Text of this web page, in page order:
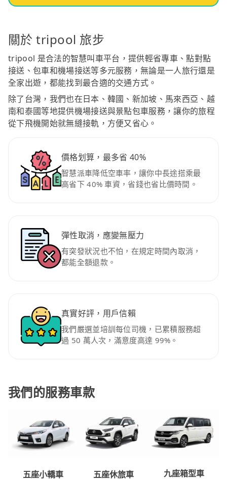
關於 tripool 旅步
tripool 是合法的智慧叫車平台，提供輕省專車、點對點
接送、包車和機場接送等多元服務，無論是一人旅行還是
全家出遊，都能找到最合適的交通方式。
除了台灣，我們也在日本、韓國、新加坡、馬來西亞、越
南和泰國等地提供機場接送與景點包車服務，讓你的旅程
從下飛機開始就無縫接軌，方便又省心。
價格划算，最多省 40%
智慧派車降低空車率，讓你中長途搭乘最
高省下 40% 車資，省錢也省比價時間。
彈性取消，應變無壓力
有突發狀況也不怕，在規定時間內取消，
都能全額退款。
真實好評，用戶信賴
我們嚴選並培訓每位司機，已累積服務超
過 50 萬人次，滿意度高達 99%。
我們的服務車款
五座小轎車 五座休旅車 九座箱型車